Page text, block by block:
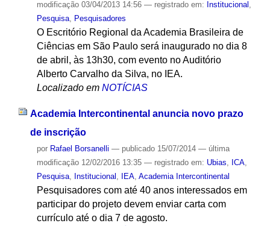
modificação03/04/2013 14:56 — registrado em: Institucional ,
Pesquisa, Pesquisadores
O Escritório Regional da Academia Brasileira de
Ciências em São Paulo será inaugurado no dia 8
de abril, às 13h30, com evento no Auditório
Alberto Carvalho da Silva, no IEA.
Localizado em NOTÍCIAS
Academia Intercontinental anuncia novo prazo
de inscrição
por Rafael Borsanelli — publicado15/07/2014 — última
modificação12/02/2016 13:35 — registrado em: Ubias, ICA,
Pesquisa, Institucional , IEA, Academia Intercontinental
Pesquisadores com até 40 anos interessados em
participar do projeto devem enviar carta com
currículo até o dia 7 de agosto.